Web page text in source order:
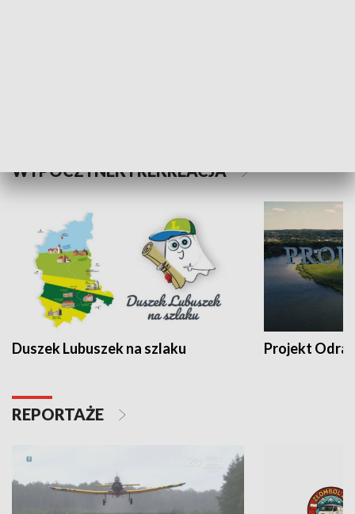
WYPOCZYNEK I REKREACJA
Duszek Lubuszek na szlaku Projekt Odra
REPORTAŻE